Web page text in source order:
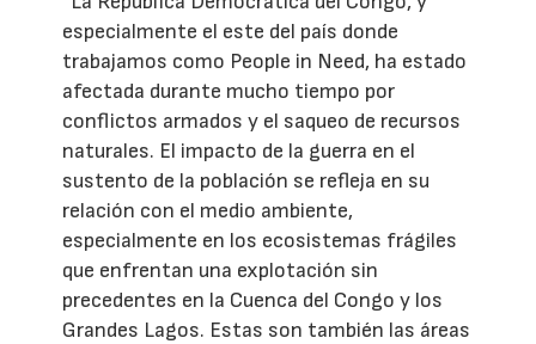
especialmente el este del país donde
trabajamos como People in Need, ha estado
afectada durante mucho tiempo por
conflictos armados y el saqueo de recursos
naturales. El impacto de la guerra en el
sustento de la población se refleja en su
relación con el medio ambiente,
especialmente en los ecosistemas frágiles
que enfrentan una explotación sin
precedentes en la Cuenca del Congo y los
Grandes Lagos. Estas son también las áreas